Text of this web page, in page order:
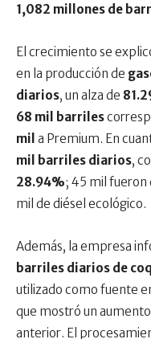
1,082 millones de
El crecimiento se
en la producción de
diarios, un alza de
68 mil barriles
mil a Premium. En
mil barriles diarios,
28.94%; 45 mil fueron
mil de diésel ecológico.
Además, la empresa
barriles diarios de
utilizado como fuente
que mostró un
anterior. El